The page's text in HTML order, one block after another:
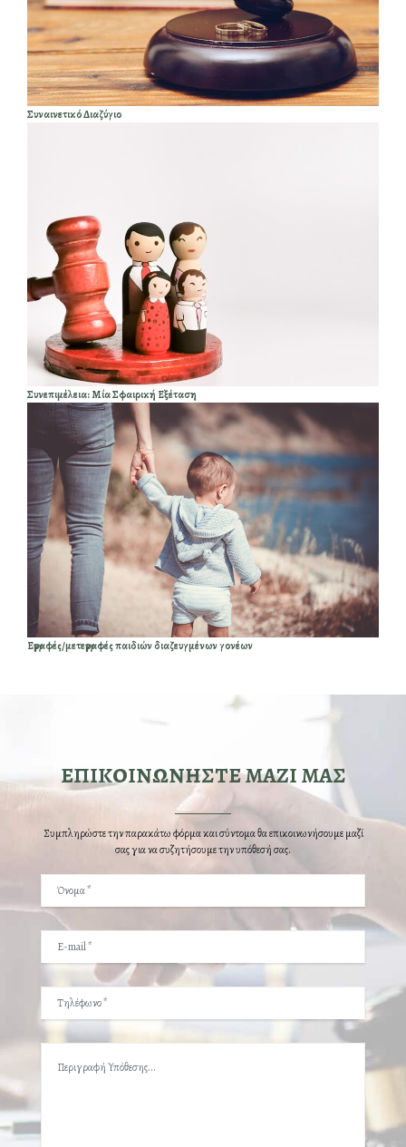
Συναινετικό Διαζύγιο
Συνεπιμέλεια: Μία Σφαιρική Εξέταση
Εγγραφές/μετεγγραφές παιδιών διαζευγμένων γονέων
ΕΠΙΚΟΙΝΩΝΗΣΤΕ ΜΑΖΙ ΜΑΣ
Συμπληρώστε την παρακάτω φόρμα και σύντομα θα επικοινωνήσουμε μαζί
σας για να συζητήσουμε την υπόθεσή σας.